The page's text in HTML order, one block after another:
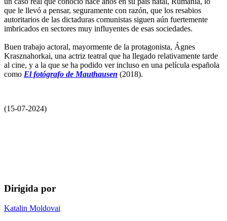
que le llevó a pensar, seguramente con razón, que los resabios
autoritarios de las dictaduras comunistas siguen aún fuertemente
imbricados en sectores muy influyentes de esas sociedades.
Buen trabajo actoral, mayormente de la protagonista, Ágnes
Krasznahorkai, una actriz teatral que ha llegado relativamente tarde
al cine, y a la que se ha podido ver incluso en una película española
como El fotógrafo de Mauthausen (2018).
(15-07-2024)
Dirigida por
Katalin Moldovai